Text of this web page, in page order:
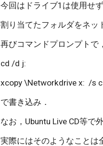
今回はドライブ1は使用せ
割り当てたフォルダをネッ
再びコマンドプロンプトで，
cd /d
xcopy \Networkdrive x:  /s
で書き込み．
なお，Ubuntu Live CD等で
実際にはそのようなことは